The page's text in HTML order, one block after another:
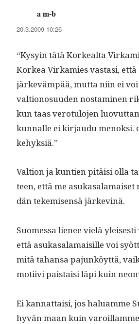
a m-b
20.3.2009 10:26
“Kysyin tätä Korkeal­ta
Korkea Virkamies vas­tasi, että
järkeväm­pää, mut­ta niin ei voi
val­tiono­su­u­den nos­t­a­mi­nen
kun taas vero­tu­lo­jen
kun­nalle ei kir­jaudu menok­si.
kehyksiä.”
Val­tion ja kun­tien pitäisi olla
teen, että me
dän tekemisen­sä järkevinä.
Suomes­sa lie­nee vielä
että asukasala­maisille voi
mitä tahansa pajunköyt­tä,
moti­ivi pais­taisi läpi kuin
Ei kan­nat­taisi, jos halu­amme
hyvän maan kuin